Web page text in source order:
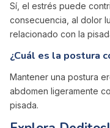
Sí, el estrés puede
consecuencia, al dolor
relacionado con la
¿Cuál es la postura
Mantener una postura
abdomen ligeramente
pisada.